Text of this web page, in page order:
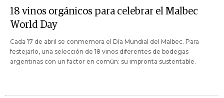
18 vinos orgánicos para celebrar el Malbec
World Day
Cada 17 de abril se conmemora el Día Mundial del Malbec. Para
festejarlo, una selección de 18 vinos diferentes de bodegas
argentinas con un factor en común: su impronta sustentable.